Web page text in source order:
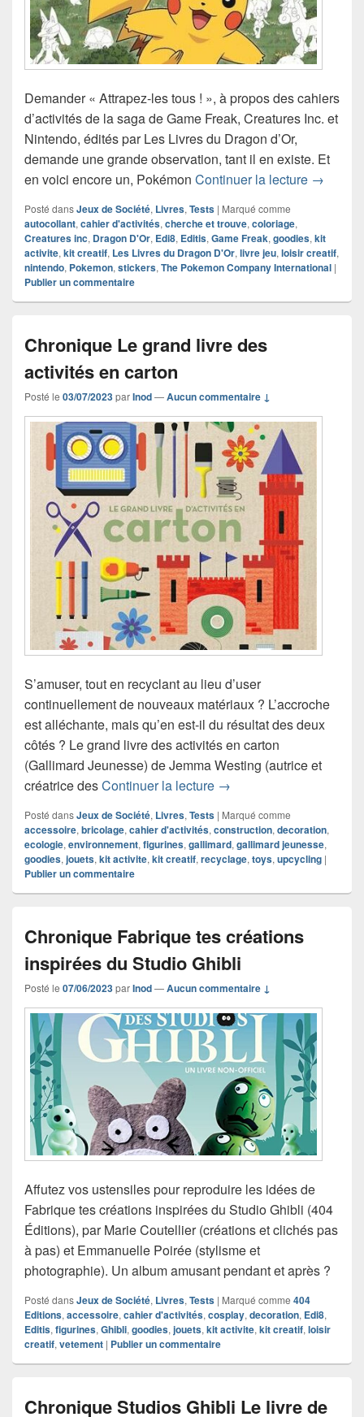
Demander « Attrapez-les tous ! », à propos des cahiers
d’activités de la saga de Game Freak, Creatures Inc. et
Nintendo, édités par Les Livres du Dragon d’Or,
demande une grande observation, tant il en existe. Et
en voici encore un, Pokémon Continuer la lecture →
Posté dansJeux de Société, Livres, Tests | Marqué comme
autocollant, cahier d'activités, cherche et trouve, coloriage,
Creatures inc, Dragon D'Or, Edi8, Editis, Game Freak, goodies, kit
activite, kit creatif, Les Livres du Dragon D'Or, livre jeu, loisir creatif,
nintendo, Pokemon, stickers, The Pokemon Company International |
Publier un commentaire
Chronique Le grand livre des
activités en carton
Posté le 03/07/2023parInod—Aucun commentaire ↓
S’amuser, tout en recyclant au lieu d’user
continuellement de nouveaux matériaux ? L’accroche
est alléchante, mais qu’en est-il du résultat des deux
côtés ? Le grand livre des activités en carton
(Gallimard Jeunesse) de Jemma Westing (autrice et
créatrice desContinuer la lecture Chronique Le grand
→
Posté dansJeux de Société, Livres, Tests | Marqué comme
accessoire, bricolage, cahier d'activités, construction, decoration,
ecologie, environnement, figurines, gallimard, gallimard jeunesse,
goodies, jouets, kit activite, kit creatif, recyclage, toys, upcycling |
Publier un commentaire
Chronique Fabrique tes créations
inspirées du Studio Ghibli
Posté le 07/06/2023parInod—Aucun commentaire ↓
Affutez vos ustensiles pour reproduire les idées de
Fabrique tes créations inspirées du Studio Ghibli (404
Éditions), par Marie Coutellier (créations et clichés pas
à pas) et Emmanuelle Poirée (stylisme et
photographie). Un album amusant pendant et après ?
Posté dansJeux de Société, Livres, Tests | Marqué comme 404
Editions, accessoire, cahier d'activités, cosplay, decoration, Edi8,
Editis, figurines, Ghibli, goodies, jouets, kit activite, kit creatif, loisir
creatif, vetement | Publier un commentaire
Chronique Studios Ghibli Le livre de